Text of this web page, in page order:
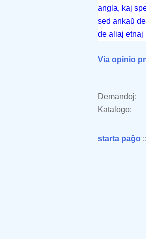
angla, kaj
sed ankaŭ
de aliaj etnaj
Via opinio
Demandoj:
Katalogo:
starta paĝo ::